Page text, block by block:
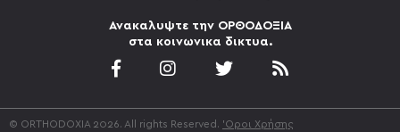
Ανακαλυψτε την ΟΡΘΟΔΟΞΙΑ
στα κοινωνικα δικτυα.
© ORTHODOXIA 2026. All rights Reserved. 'Οροι Χρήσης